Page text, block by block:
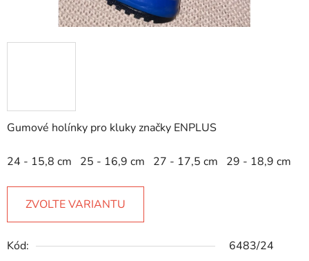
Gumové holínky pro kluky značky ENPLUS
24 - 15,8 cm 25 - 16,9 cm 27 - 17,5 cm 29 - 18,9 cm
ZVOLTE VARIANTU
Kód: 6483/24